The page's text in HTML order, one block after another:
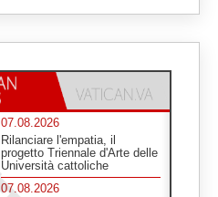
07.08.2026
Rilanciare l'empatia, il
progetto Triennale d'Arte delle
Università cattoliche
07.08.2026